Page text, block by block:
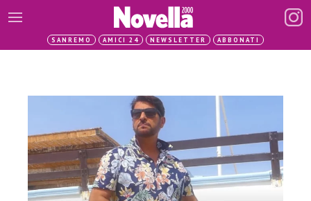
SANREMO AMICI 24 NEWSLETTER ABBONATI